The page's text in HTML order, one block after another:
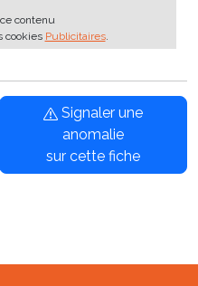
contenu
cookies Publicitaires.
Signaler une
anomalie
sur cette fiche